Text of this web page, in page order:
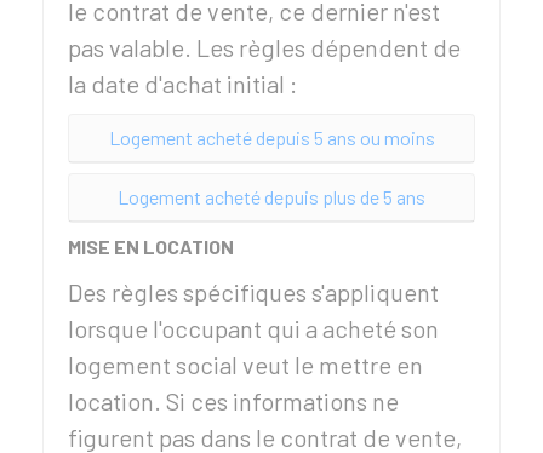
le contrat de vente, ce dernier n'est
pas valable. Les règles dépendent de
la date d'achat initial :
Logement acheté depuis 5 ans ou moins
Logement acheté depuis plus de 5 ans
MISE EN LOCATION
Des règles spécifiques s'appliquent
lorsque l'occupant qui a acheté son
logement social veut le mettre en
location. Si ces informations ne
figurent pas dans le contrat de vente,